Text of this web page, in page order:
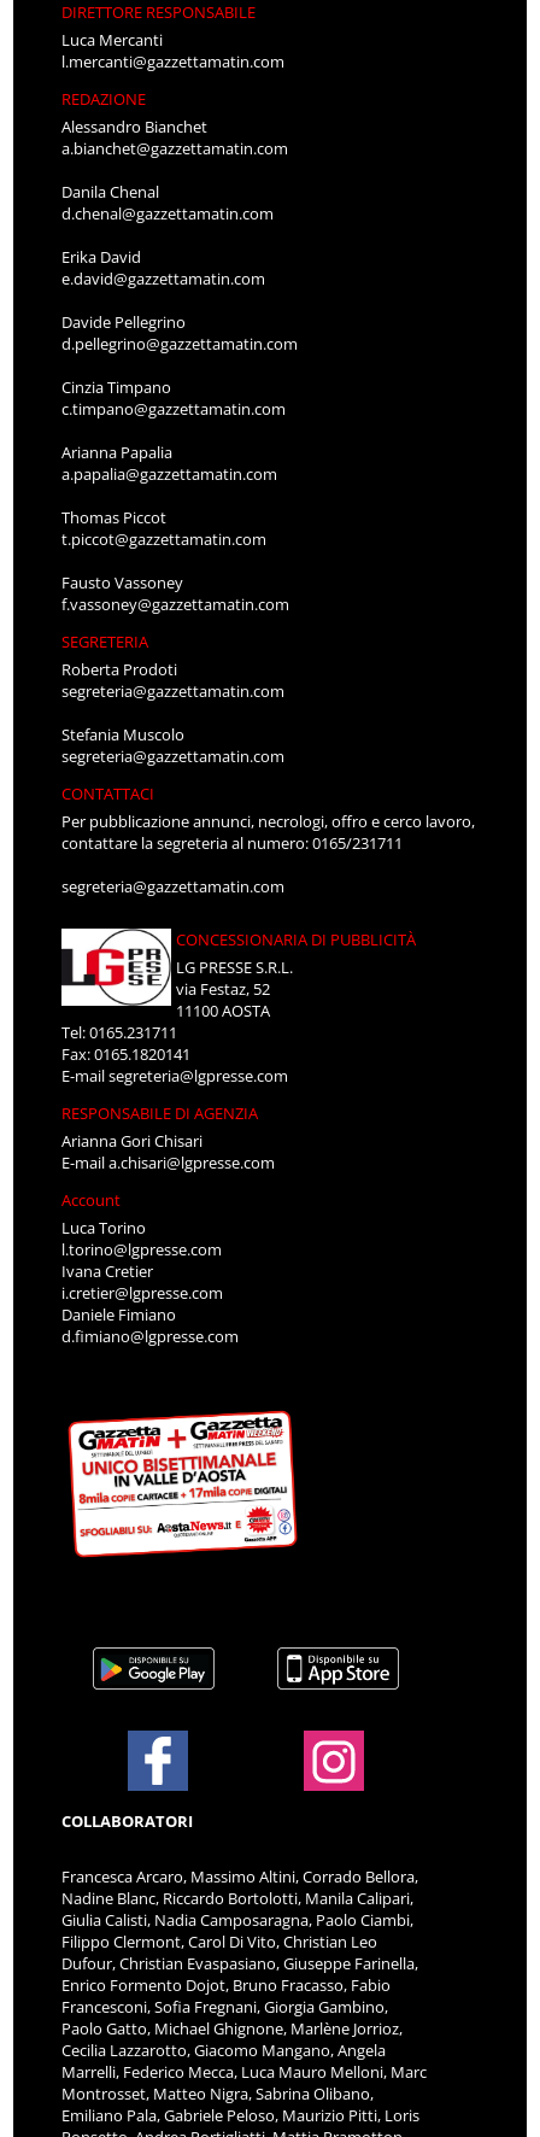
DIRETTORE RESPONSABILE
Luca Mercanti
l.mercanti@gazzettamatin.com
REDAZIONE
Alessandro Bianchet
a.bianchet@gazzettamatin.com
Danila Chenal
d.chenal@gazzettamatin.com
Erika David
e.david@gazzettamatin.com
Davide Pellegrino
d.pellegrino@gazzettamatin.com
Cinzia Timpano
c.timpano@gazzettamatin.com
Arianna Papalia
a.papalia@gazzettamatin.com
Thomas Piccot
t.piccot@gazzettamatin.com
Fausto Vassoney
f.vassoney@gazzettamatin.com
SEGRETERIA
Roberta Prodoti
segreteria@gazzettamatin.com
Stefania Muscolo
segreteria@gazzettamatin.com
CONTATTACI
Per pubblicazione annunci, necrologi, offro e cerco lavoro,
contattare la segreteria al numero: 0165/231711
segreteria@gazzettamatin.com
CONCESSIONARIA DI PUBBLICITÀ
LG PRESSE S.R.L.
via Festaz, 52
11100 AOSTA
Tel: 0165.231711
Fax: 0165.1820141
E-mailsegreteria@lgpresse.com
RESPONSABILE DI AGENZIA
Arianna Gori Chisari
E-maila.chisari@lgpresse.com
Account
Luca Torino
l.torino@lgpresse.com
Ivana Cretier
i.cretier@lgpresse.com
Daniele Fimiano
d.fimiano@lgpresse.com
COLLABORATORI
Francesca Arcaro, Massimo Altini, Corrado Bellora,
Nadine Blanc, Riccardo Bortolotti, Manila Calipari,
Giulia Calisti, Nadia Camposaragna, Paolo Ciambi,
Filippo Clermont, Carol Di Vito, Christian Leo
Dufour, Christian Evaspasiano, Giuseppe Farinella,
Enrico Formento Dojot, Bruno Fracasso, Fabio
Francesconi, Sofia Fregnani, Giorgia Gambino,
Paolo Gatto, Michael Ghignone, Marlène Jorrioz,
Cecilia Lazzarotto, Giacomo Mangano, Angela
Marrelli, Federico Mecca, Luca Mauro Melloni, Marc
Montrosset, Matteo Nigra, Sabrina Olibano,
Emiliano Pala, Gabriele Peloso, Maurizio Pitti, Loris